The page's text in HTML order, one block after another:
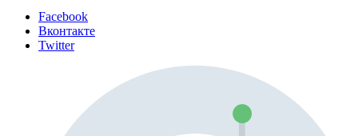
Facebook
Вконтакте
Twitter